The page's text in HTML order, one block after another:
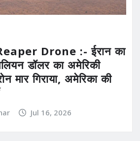
Drone :- ईरान का
डॉलर का अमेरिकी
मार गिराया, अमेरिका की
Jul 16, 2026